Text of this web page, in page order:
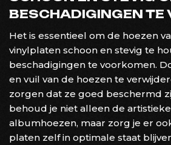
BESCHADIGINGEN TE
Het is essentieel om de hoezen
vinylplaten schoon en stevig te
beschadigingen te voorkomen.
en vuil van de hoezen te
zorgen dat ze goed beschermd
behoud je niet alleen de
albumhoezen, maar zorg je er
platen zelf in optimale staat